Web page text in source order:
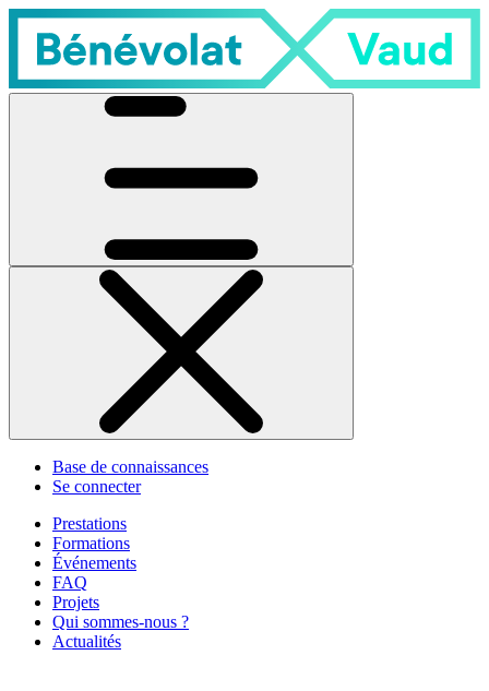
Base de connaissances
Se connecter
Prestations
Formations
Événements
FAQ
Projets
Qui sommes-nous ?
Actualités